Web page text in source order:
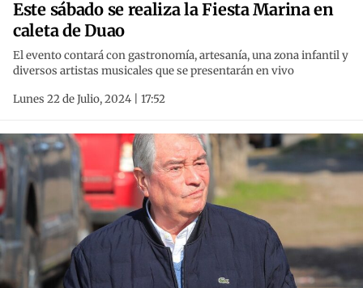
Este sábado se realiza la Fiesta Marina en
caleta de Duao
El evento contará con gastronomía, artesanía, una zona infantil y
diversos artistas musicales que se presentarán en vivo
Lunes 22 de Julio, 2024 | 17:52